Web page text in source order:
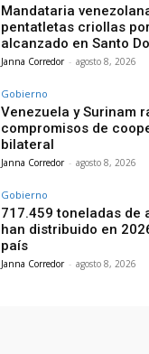
Mandataria
pentatletas criollas
alcanzado en Santo
Janna Corredor - agosto 8, 2026
Gobierno
Venezuela y Surinam
compromisos de
bilateral
Janna Corredor - agosto 8, 2026
Gobierno
717.459 toneladas de
han distribuido en
país
Janna Corredor - agosto 8, 2026